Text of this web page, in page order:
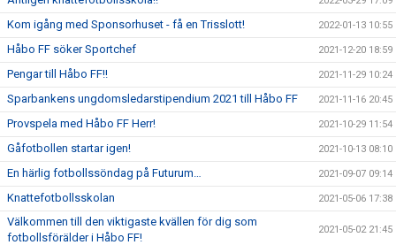
Kom igång med Sponsorhuset - få en Trisslott! 2022-01-13 10:55
Håbo FF söker Sportchef 2021-12-20 18:59
Pengar till Håbo FF!! 2021-11-29 10:24
Sparbankens ungdomsledarstipendium 2021 till Håbo FF 2021-11-16 20:45
Provspela med Håbo FF Herr! 2021-10-29 11:54
Gåfotbollen startar igen! 2021-10-13 08:10
En härlig fotbollssöndag på Futurum… 2021-09-07 09:14
Knattefotbollsskolan 2021-05-06 17:38
Välkommen till den viktigaste kvällen för dig som
fotbollsförälder i Håbo FF!
2021-05-02 21:45